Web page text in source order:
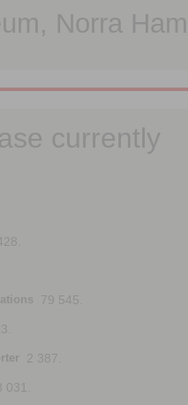
Norra
currently
79 545.
2 387.
031.